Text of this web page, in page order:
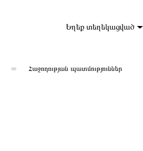
Հաջողության պատմություններ
Եղեք տեղեկացված